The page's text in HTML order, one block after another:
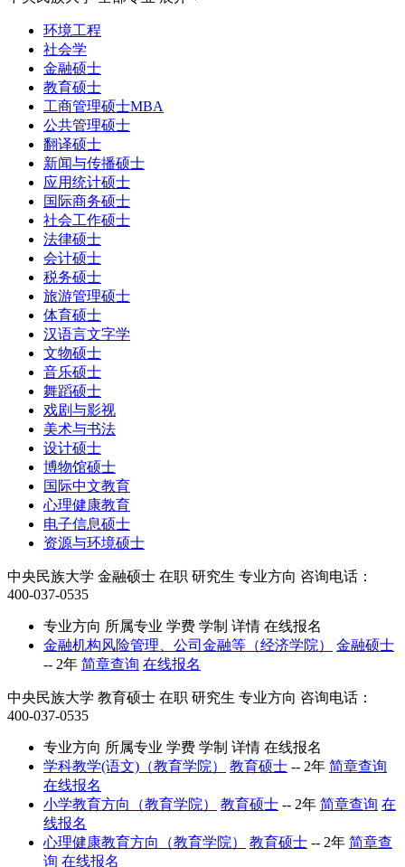
环境工程
社会学
金融硕士
教育硕士
工商管理硕士MBA
公共管理硕士
翻译硕士
新闻与传播硕士
应用统计硕士
国际商务硕士
社会工作硕士
法律硕士
会计硕士
税务硕士
旅游管理硕士
体育硕士
汉语言文字学
文物硕士
音乐硕士
舞蹈硕士
戏剧与影视
美术与书法
设计硕士
博物馆硕士
国际中文教育
心理健康教育
电子信息硕士
资源与环境硕士
中央民族大学 金融硕士 在职 研究生 专业方向 咨询电话：
400-037-0535
专业方向 所属专业 学费 学制 详情 在线报名
金融机构风险管理、公司金融等（经济学院）
金融硕士
-- 2年 简章查询 在线报名
中央民族大学 教育硕士 在职 研究生 专业方向 咨询电话：
400-037-0535
专业方向 所属专业 学费 学制 详情 在线报名
学科教学(语文)（教育学院）
教育硕士 -- 2年 简章查询
在线报名
小学教育方向（教育学院）
教育硕士 -- 2年 简章查询 在
线报名
心理健康教育方向（教育学院）
教育硕士 -- 2年 简章查
询 在线报名